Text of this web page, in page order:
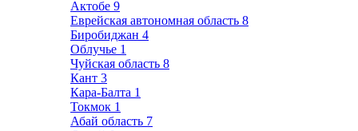
Актобе 9
Еврейская автономная область 8
Биробиджан 4
Облучье 1
Чуйская область 8
Кант 3
Кара-Балта 1
Токмок 1
Абай область 7